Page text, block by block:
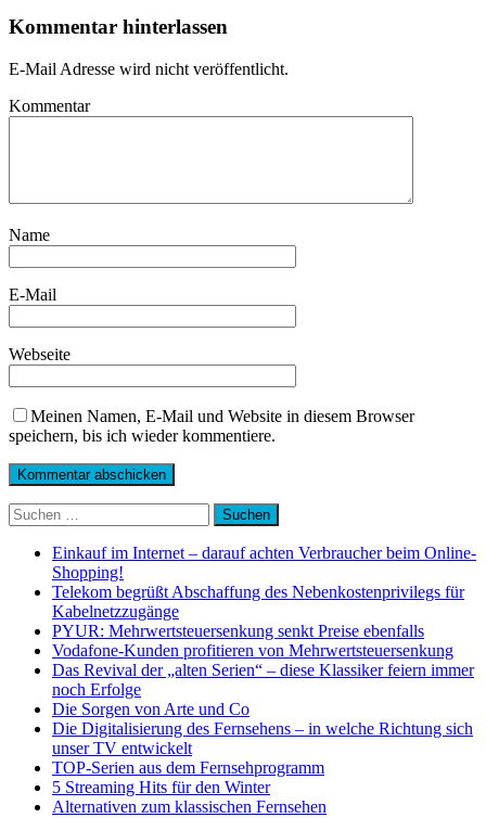
Kommentar hinterlassen
E-Mail Adresse wird nicht veröffentlicht.
Kommentar
Name
E-Mail
Webseite
Meinen Namen, E-Mail und Website in diesem Browser
speichern, bis ich wieder kommentiere.
Suchen
nach:
Einkauf im Internet – darauf achten Verbraucher beim Online-
Shopping!
Telekom begrüßt Abschaffung des Nebenkostenprivilegs für
Kabelnetzzugänge
PYUR: Mehrwertsteuersenkung senkt Preise ebenfalls
Vodafone-Kunden profitieren von Mehrwertsteuersenkung
Das Revival der „alten Serien“ – diese Klassiker feiern immer
noch Erfolge
Die Sorgen von Arte und Co
Die Digitalisierung des Fernsehens – in welche Richtung sich
unser TV entwickelt
TOP-Serien aus dem Fernsehprogramm
5 Streaming Hits für den Winter
Alternativen zum klassischen Fernsehen